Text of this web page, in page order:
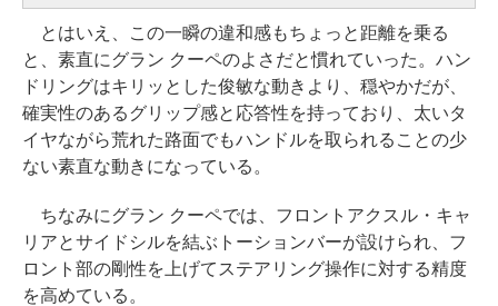
とはいえ、この一瞬の違和感もちょっと距離を乗る
と、素直にグラン クーペのよさだと慣れていった。ハン
ドリングはキリッとした俊敏な動きより、穏やかだが、
確実性のあるグリップ感と応答性を持っており、太いタ
イヤながら荒れた路面でもハンドルを取られることの少
ない素直な動きになっている。
ちなみにグラン クーペでは、フロントアクスル・キャ
リアとサイドシルを結ぶトーションバーが設けられ、フ
ロント部の剛性を上げてステアリング操作に対する精度
を高めている。